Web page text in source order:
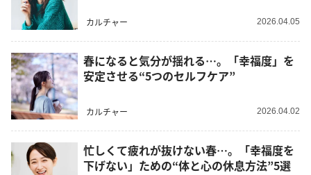
カルチャー 2026.04.05
春になると気分が揺れる…。「幸福度」を
安定させる“5つのセルフケア”
カルチャー 2026.04.02
忙しくて疲れが抜けない春…。「幸福度を
下げない」ための“体と心の休息方法”5選